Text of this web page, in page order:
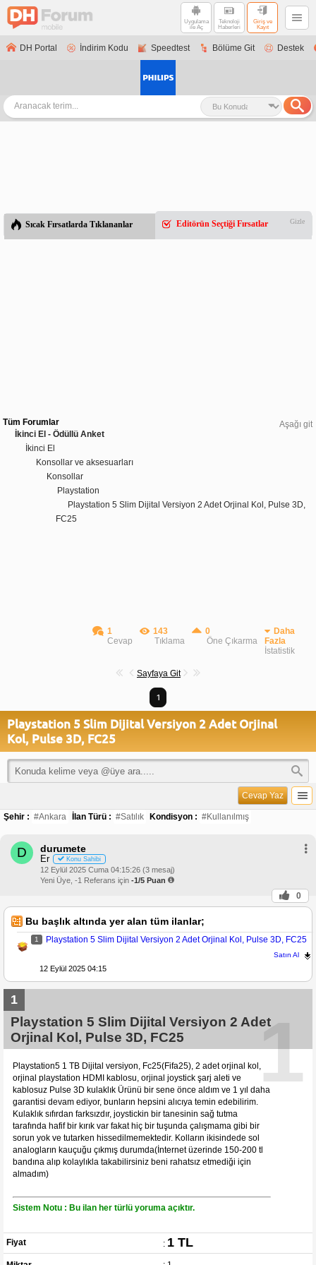
Uygulama
ile Aç
Teknoloji
Haberleri
Giriş ve
Kayıt
DH Portal İndirim Kodu Speedtest Bölüme Git Destek
Sıcak Fırsatlarda Tıklananlar Editörün Seçtiği Fırsatlar Gizle
Aşağı git
Tüm Forumlar
İkinci El - Ödüllü Anket
İkinci El
Konsollar ve aksesuarları
Konsollar
Playstation
Playstation 5 Slim Dijital Versiyon 2 Adet Orjinal Kol, Pulse 3D,
FC25
1
Cevap
143
Tıklama
0
Öne Çıkarma
Daha
Fazla
İstatistik
Sayfaya Git
1
Playstation 5 Slim Dijital Versiyon 2 Adet Orjinal
Kol, Pulse 3D, FC25
Cevap Yaz
Şehir : #Ankara İlan Türü : #Satılık Kondisyon : #Kullanılmış
D durumete
Er Konu Sahibi
12 Eylül 2025 Cuma 04:15:26 (3 mesaj)
Yeni Üye, -1 Referans için -1/5 Puan
0
Bu başlık altında yer alan tüm ilanlar;
1 Playstation 5 Slim Dijital Versiyon 2 Adet Orjinal Kol, Pulse 3D, FC25
Satın Al
12 Eylül 2025 04:15
1
1
Playstation 5 Slim Dijital Versiyon 2 Adet
Orjinal Kol, Pulse 3D, FC25
Playstation5 1 TB Dijital versiyon, Fc25(Fifa25), 2 adet orjinal kol,
orjinal playstation HDMI kablosu, orjinal joystick şarj aleti ve
kablosuz Pulse 3D kulaklık Ürünü bir sene önce aldım ve 1 yıl daha
garantisi devam ediyor, bunların hepsini alıcıya temin edebilirim.
Kulaklık sıfırdan farksızdır, joystickin bir tanesinin sağ tutma
tarafında hafif bir kırık var fakat hiç bir tuşunda çalışmama gibi bir
sorun yok ve tutarken hissedilmemektedir. Kolların ikisindede sol
analogların kauçuğu çıkmış durumda(İnternet üzerinde 150-200 tl
bandına alıp kolaylıkla takabilirsiniz beni rahatsız etmediği için
almadım)
Sistem Notu : Bu ilan her türlü yoruma açıktır.
Fiyat : 1 TL